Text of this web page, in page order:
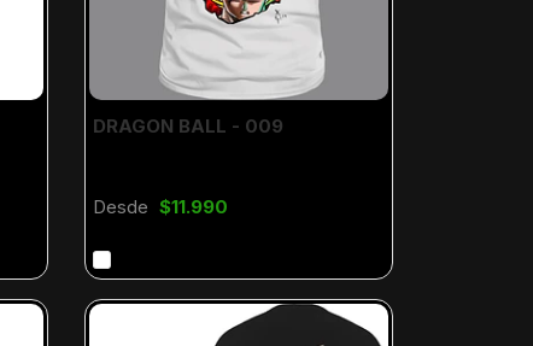
DRAGON BALL - 009
Desde $11.990